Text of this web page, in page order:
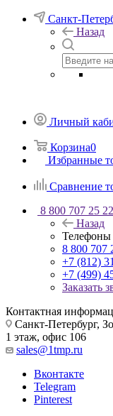
Санкт-
Назад
Личный
Корзина0
Избранные
Сравнение
8 800 707 25 22
Назад
Телефоны
8 800 707
+7 (812)
+7 (499)
Заказать
Контактная
Санкт-Петербург,
1 этаж, офис 106
sales@1tmp.ru
Вконтакте
Telegram
Pinterest